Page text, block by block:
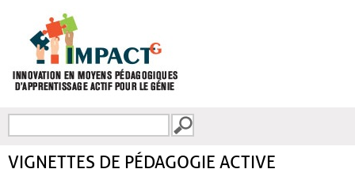
FORMULAIRE DE
VIGNETTES DE PÉDAGOGIE ACTIVE